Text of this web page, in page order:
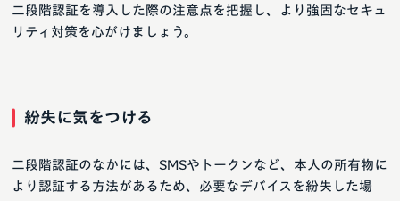
二段階認証を導入した際の注意点を把握し、より強固なセキュ
リティ対策を心がけましょう。
紛失に気をつける
二段階認証のなかには、SMSやトークンなど、本人の所有物に
より認証する方法があるため、必要なデバイスを紛失した場